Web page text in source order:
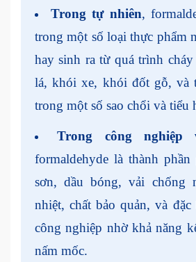
Trong tự nhiên,
trong một số loại thực phẩm
hay sinh ra từ quá trình
lá, khói xe, khói đốt gỗ, và
trong một số sao chổi và tiểu
Trong công nghiệp
formaldehyde là thành
sơn, dầu bóng, vải chống
nhiệt, chất bảo quản, và
công nghiệp nhờ khả năng
nấm mốc.